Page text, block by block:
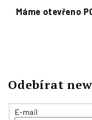
Máme otevřeno
Odebírat
E-mail